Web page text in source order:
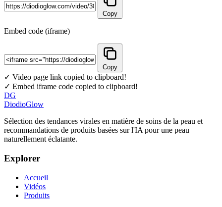
Copy
Embed code (iframe)
Copy
✓ Video page link copied to clipboard!
✓ Embed iframe code copied to clipboard!
DG
DiodioGlow
Sélection des tendances virales en matière de soins de la peau et
recommandations de produits basées sur l'IA pour une peau
naturellement éclatante.
Explorer
Accueil
Vidéos
Produits